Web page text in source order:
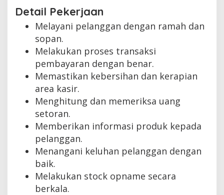
Detail Pekerjaan
Melayani pelanggan dengan ramah dan
sopan.
Melakukan proses transaksi
pembayaran dengan benar.
Memastikan kebersihan dan kerapian
area kasir.
Menghitung dan memeriksa uang
setoran.
Memberikan informasi produk kepada
pelanggan.
Menangani keluhan pelanggan dengan
baik.
Melakukan stock opname secara
berkala.